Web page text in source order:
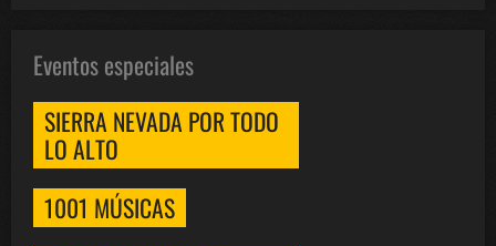
Eventos especiales
SIERRA NEVADA POR TODO
LO ALTO
1001 MÚSICAS